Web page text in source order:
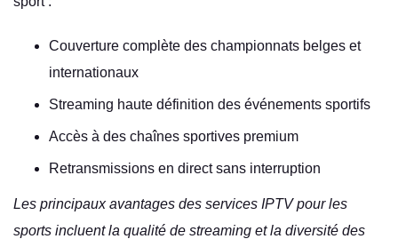
Couverture complète des championnats belges et
internationaux
Streaming haute définition des événements sportifs
Accès à des chaînes sportives premium
Retransmissions en direct sans interruption
Les principaux avantages des services IPTV pour les
sports incluent la qualité de streaming et la diversité des